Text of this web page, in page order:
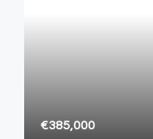
€385,000